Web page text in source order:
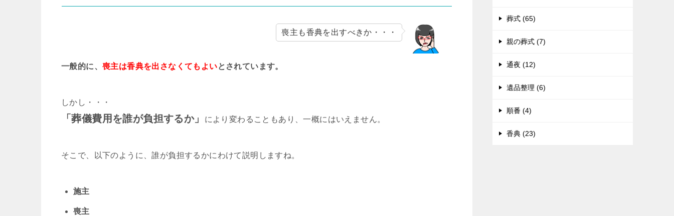
喪主も香典を出すべきか・・・
一般的に、 喪主は香典を出さなくてもよいとされています。
しかし・・・
「葬儀費用を誰が負担するか」 により変わることもあり、一概にはいえません。
そこで、以下のように、誰が負担するかにわけて説明しますね。
施主
喪主
葬式 (65)
親の葬式 (7)
通夜 (12)
遺品整理 (6)
順番 (4)
香典 (23)